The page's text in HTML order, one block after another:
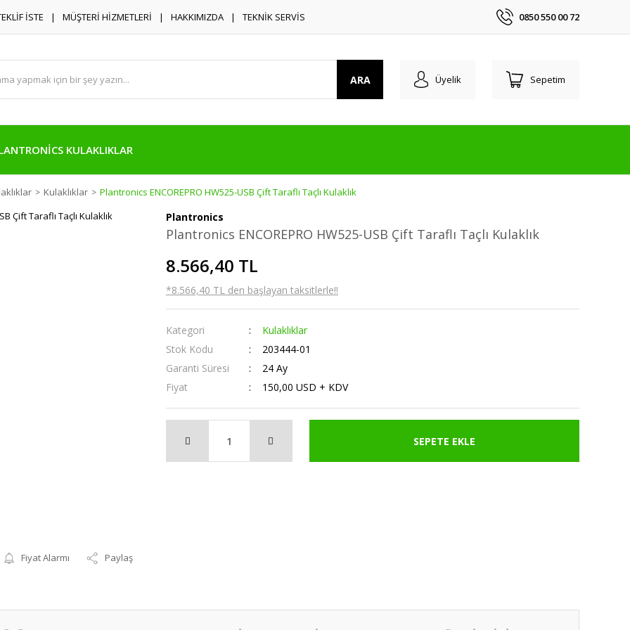
İSTE MÜŞTERİ HİZMETLERİ HAKKIMIZDA TEKNİK SERVİS 0850 550 00 72
ARA Üyelik Sepetim
KULAKLIKLAR
Kulaklıklar Plantronics ENCOREPRO HW525-USB Çift Taraflı Taçlı Kulaklık
Fiyat Alarmı Paylaş
Plantronics
Plantronics ENCOREPRO HW525-USB Çift Taraflı Taçlı Kulaklık
8.566,40 TL
*8.566,40 TL den başlayan taksitlerle!!
Kategori
Kulaklıklar
Stok Kodu
203444-01
Garanti Süresi
24 Ay
Fiyat
150,00 USD + KDV
SEPETE EKLE